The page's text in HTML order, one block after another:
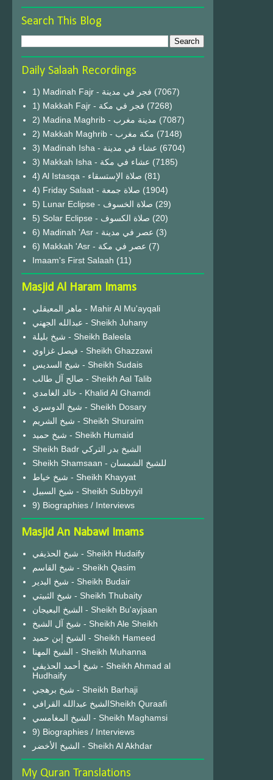
Search This Blog
Daily Salaah Recordings
1) Madinah Fajr - فجر في مدينة (7067)
1) Makkah Fajr - فجر في مكة (7268)
2) Madina Maghrib - مدينة مغرب (7087)
2) Makkah Maghrib - مكة مغرب (7148)
3) Madinah Isha - عشاء في مدينة (6704)
3) Makkah Isha - عشاء في مكة (7185)
4) Al Istasqa - صلاة الإستسقاء (81)
4) Friday Salaat - صلاة جمعة (1904)
5) Lunar Eclipse - صلاة الخسوف (29)
(20)
6) Madinah 'Asr - عصر في مدينة (3)
6) Makkah 'Asr - عصر في مكة (7)
Imaam's First Salaah (11)
Masjid Al Haram Imams
ماهر المعيقلي - Mahir Al Mu'ayqali
عبدالله الجهني - Sheikh Juhany
شيخ بليلة - Sheikh Baleela
فيصل غزاوي - Sheikh Ghazzawi
شيخ السديس - Sheikh Sudais
صالح آل طالب - Sheikh Aal Talib
خالد الغامدي - Khalid Al Ghamdi
شيخ الدوسري - Sheikh Dosary
شيخ الشريم - Sheikh Shuraim
شيخ حميد - Sheikh Humaid
Sheikh Badr الشيخ بدر التركي
Sheikh Shamsaan - للشيخ الشمسان
شيخ خياط - Sheikh Khayyat
شيخ السبيل - Sheikh Subbyyil
9) Biographies / Interviews
Masjid An Nabawi Imams
شيخ الحذيفي - Sheikh Hudaify
شيخ القاسم - Sheikh Qasim
شيخ البدير - Sheikh Budair
شيخ الثبيتي - Sheikh Thubaity
الشيخ البعيجان - Sheikh Bu'ayjaan
شيخ آل الشيخ - Sheikh Ale Sheikh
الشيخ إبن حميد - Sheikh Hameed
الشيخ المهنا - Sheikh Muhanna
شيخ أحمد الحذيفي - Sheikh Ahmad al
Hudhaify
شيخ برهجي - Sheikh Barhaji
الشيخ عبدالله القرافيSheikh Quraafi
الشيخ المغامسي - Sheikh Maghamsi
9) Biographies / Interviews
الشيخ الأخضر - Sheikh Al Akhdar
My Quran Translations